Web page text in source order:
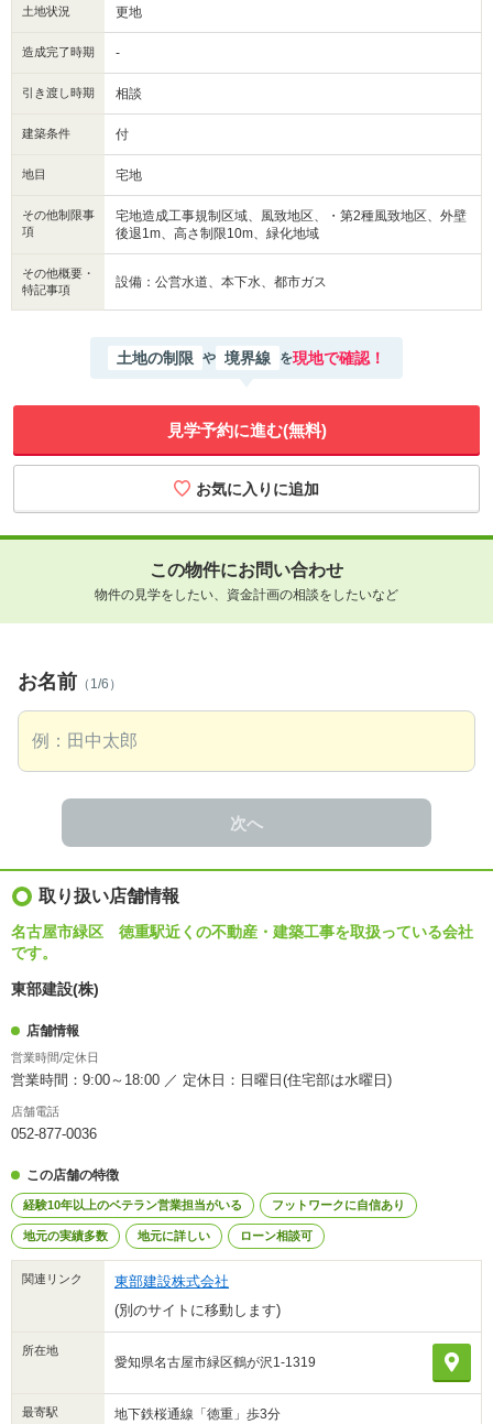
土地状況 更地
造成完了時期 -
引き渡し時期 相談
建築条件 付
地目 宅地
その他制限事
項
宅地造成工事規制区域、風致地区、・第2種風致地区、外壁
後退1m、高さ制限10m、緑化地域
その他概要・
特記事項
設備：公営水道、本下水、都市ガス
土地の制限 や 境界線 を現地で確認！
見学予約に進む(無料)
この物件にお問い合わせ
物件の見学をしたい、資金計画の相談をしたいなど
お名前 （1/6）
次へ
取り扱い店舗情報
名古屋市緑区 徳重駅近くの不動産・建築工事を取扱っている会社
です。
東部建設(株)
店舗情報
営業時間/定休日
営業時間：9:00～18:00 ／ 定休日：日曜日(住宅部は水曜日)
店舗電話
052-877-0036
この店舗の特徴
経験10年以上のベテラン営業担当がいる フットワークに自信あり
地元の実績多数 地元に詳しい ローン相談可
関連リンク
東部建設株式会社
(別のサイトに移動します)
所在地
愛知県名古屋市緑区鶴が沢1-1319
最寄駅 地下鉄桜通線「徳重」歩3分